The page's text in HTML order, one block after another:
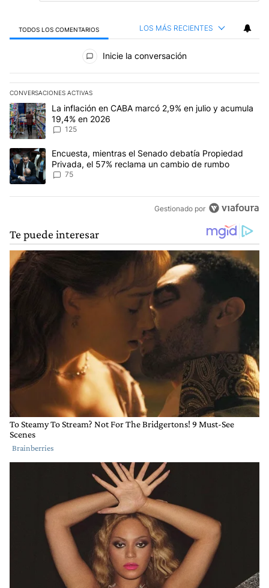
TODOS LOS COMENTARIOS LOS MÁS RECIENTES
Todos los comentarios
Inicie la conversación
CONVERSACIONES ACTIVAS
Este listado muestra los artículos con más comentarios en los
Un artículo de tendencia con el título "La inflación en CABA
La inflación en CABA marcó 2,9% en julio y acumula
19,4% en 2026
125
Un artículo de tendencia con el título "Encuesta, mientras el
Encuesta, mientras el Senado debatía Propiedad
Privada, el 57% reclama un cambio de rumbo
75
Gestionado por